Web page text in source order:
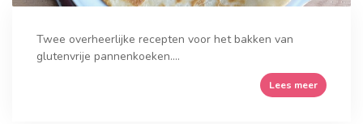
Twee overheerlijke recepten voor het bakken van
glutenvrije pannenkoeken....
Lees meer